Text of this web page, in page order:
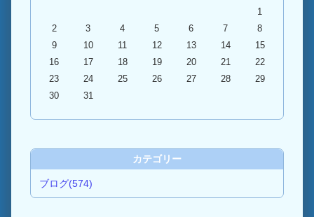
1
2
3 4 5 6 7
8
9
10 11 12 13 14
15
16
17 18 19 20 21
22
23
24 25 26 27 28
29
30
31
カテゴリー
ブログ(574)